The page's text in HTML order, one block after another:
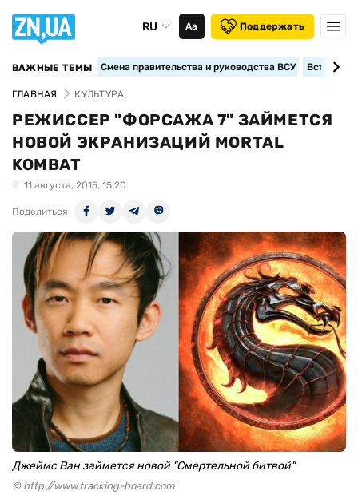
RU Аа Поддержать
ВАЖНЫЕ ТЕМЫ Смена правительства и руководства ВСУ
ГЛАВНАЯ КУЛЬТУРА
РЕЖИССЕР "ФОРСАЖА 7" ЗАЙМЕТСЯ
НОВОЙ ЭКРАНИЗАЦИЙ MORTAL
KOMBAT
11 августа, 2015, 15:20
Поделиться
Джеймс Ван займется новой "Смертельной битвой"
© http://www.tracking-board.com